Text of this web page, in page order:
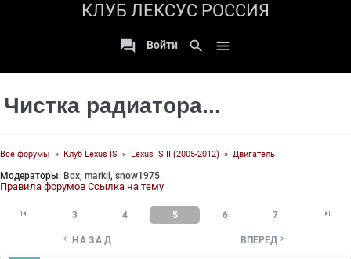
КЛУБ ЛЕКСУС РОССИЯ
 Войти search 
Чистка радиатора...
Все форумы » Клуб Lexus IS » Lexus IS II (2005-2012) » Двигатель
Модераторы: Box, markii, snow1975
Правила форумов Ссылка на тему
 3 4 5 6 7 
 НАЗАД ВПЕРЕД 